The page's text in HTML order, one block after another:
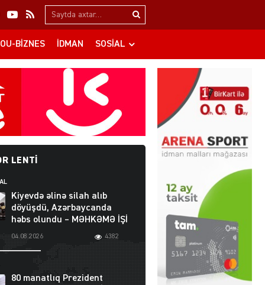
Search…
BIZNES İDMAN SOSIAL
LENTI
Kiyevdə əlinə silah alıb
döyüşdü, Azərbaycanda
həbs olundu – MƏHKƏMƏ İŞİ
04.08.2026 4382
80 manatlıq Prezident